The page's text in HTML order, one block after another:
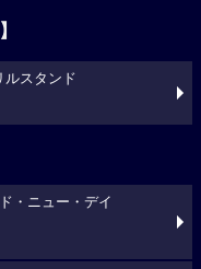
ルスタンド
・ニュー・デイ